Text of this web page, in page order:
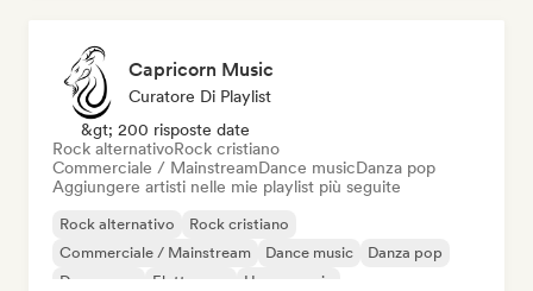
Capricorn Music
Curatore Di Playlist
&gt; 200 risposte date
Rock alternativoRock cristiano
Commerciale / MainstreamDance musicDanza pop
Aggiungere artisti nelle mie playlist più seguite
Rock alternativo
Rock cristiano
Commerciale / Mainstream
Dance music
Danza pop
Dream pop
Elettropop House music